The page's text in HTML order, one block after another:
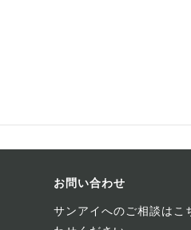
お問い合わせ
サンアイへのご相談はこ